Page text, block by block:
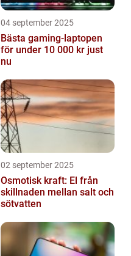
04 september 2025
Bästa gaming-laptopen
för under 10 000 kr just
nu
02 september 2025
Osmotisk kraft: El från
skillnaden mellan salt och
sötvatten